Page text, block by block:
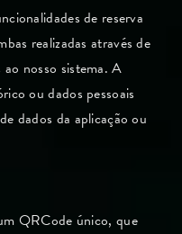
de reserva
realizadas através de
nosso sistema. A
ou dados pessoais
dados da aplicação ou
QRCode único, que